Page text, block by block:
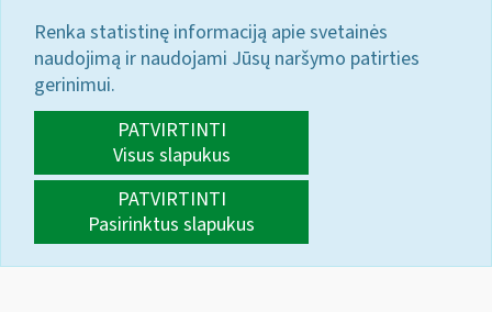
Renka statistinę informaciją apie svetainės
naudojimą ir naudojami Jūsų naršymo patirties
gerinimui.
PATVIRTINTI
Visus slapukus
PATVIRTINTI
Pasirinktus slapukus